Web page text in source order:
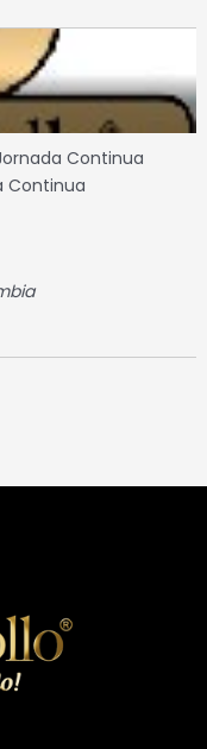
Continua
Continua